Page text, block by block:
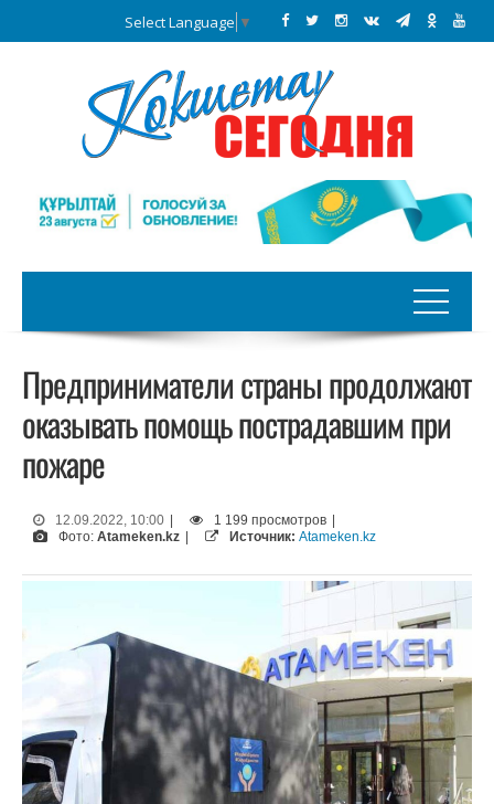
Select Language ▼
Предприниматели страны продолжают
оказывать помощь пострадавшим при
пожаре
12.09.2022, 10:00 1 199 просмотров
Фото: Atameken.kz Источник: Atameken.kz